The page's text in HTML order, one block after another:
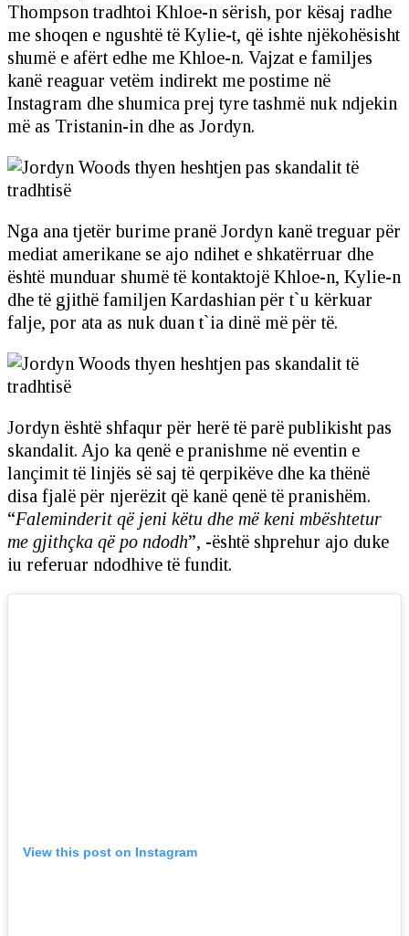
Thompson tradhtoi Khloe-n sërish, por kësaj radhe
me shoqen e ngushtë të Kylie-t, që ishte njëkohësisht
shumë e afërt edhe me Khloe-n. Vajzat e familjes
kanë reaguar vetëm indirekt me postime në
Instagram dhe shumica prej tyre tashmë nuk ndjekin
më as Tristanin-in dhe as Jordyn.
Nga ana tjetër burime pranë Jordyn kanë treguar për
mediat amerikane se ajo ndihet e shkatërruar dhe
është munduar shumë të kontaktojë Khloe-n, Kylie-n
dhe të gjithë familjen Kardashian për t`u kërkuar
falje, por ata as nuk duan t`ia dinë më për të.
Jordyn është shfaqur për herë të parë publikisht pas
skandalit. Ajo ka qenë e pranishme në eventin e
lançimit të linjës së saj të qerpikëve dhe ka thënë
disa fjalë për njerëzit që kanë qenë të pranishëm.
“Faleminderit që jeni këtu dhe më keni mbështetur
me gjithçka që po ndodh”, -është shprehur ajo duke
iu referuar ndodhive të fundit.
View this post on Instagram